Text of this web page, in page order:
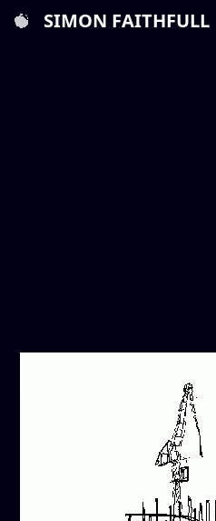
SIMON FAITHFULL